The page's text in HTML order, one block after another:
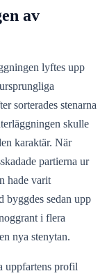
av
lyftes upp
sorterades stenarna
skulle
karaktär. När
partierna ur
hade varit
byggdes sedan upp
i flera
nya stenytan.
uppfartens profil